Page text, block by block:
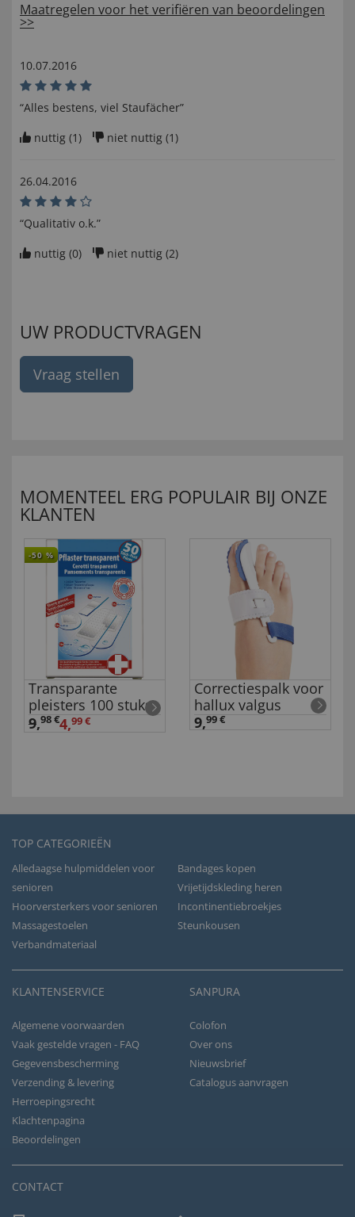
Maatregelen voor het verifiëren van beoordelingen
>>
10.07.2016
“Alles bestens, viel Staufächer”
nuttig (1) niet nuttig (1)
26.04.2016
“Qualitativ o.k.”
nuttig (0) niet nuttig (2)
UW PRODUCTVRAGEN
Vraag stellen
MOMENTEEL ERG POPULAIR BIJ ONZE
KLANTEN
-50 %
Transparante
pleisters 100 stuks
9,98 €4,99 €
Correctiespalk voor
hallux valgus
9,99 €
TOP CATEGORIEËN
Alledaagse hulpmiddelen voor
senioren
Bandages kopen
Vrijetijdskleding heren
Hoorversterkers voor senioren
Incontinentiebroekjes
Massagestoelen
Steunkousen
Verbandmateriaal
KLANTENSERVICE
Algemene voorwaarden
Vaak gestelde vragen - FAQ
Gegevensbescherming
Verzending & levering
Herroepingsrecht
Klachtenpagina
Beoordelingen
SANPURA
Colofon
Over ons
Nieuwsbrief
Catalogus aanvragen
CONTACT